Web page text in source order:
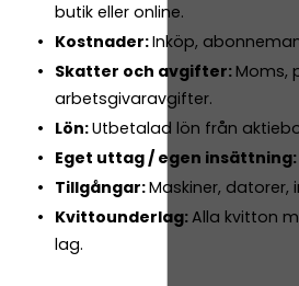
butik eller online.
Kostnader:Inköp,
Skatter och avgifter: Moms,
arbetsgivaravgifter.
Lön:Utbetalad lön från
Eget uttag / egen insättning:
Tillgångar:Maskiner, datorer,
Kvittounderlag:Alla kvitton
lag.